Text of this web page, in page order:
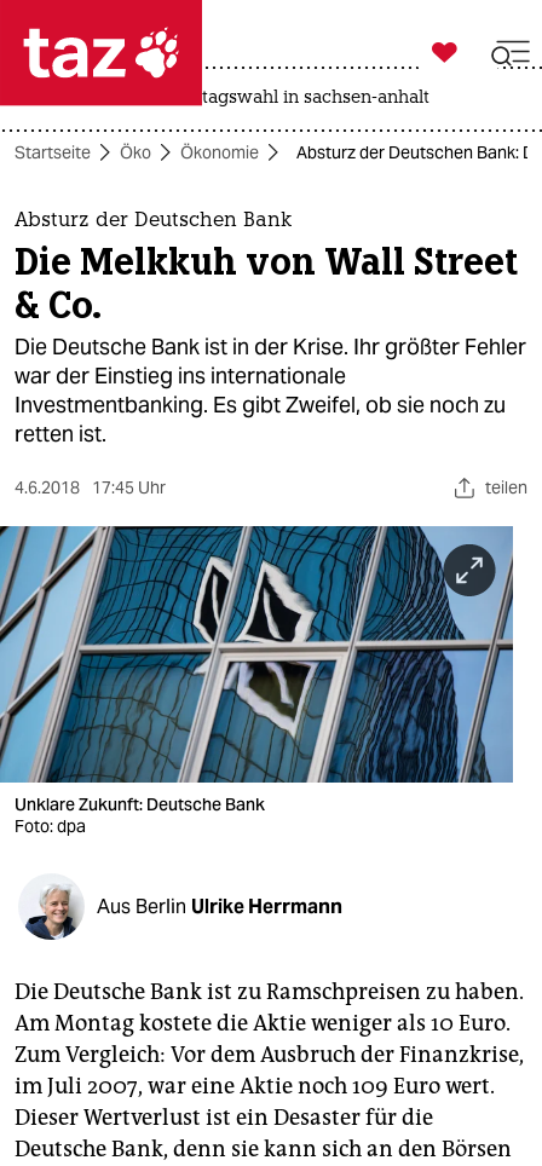
 taz zahl ich
taz zahl ich
themen
politik
öko
gesellschaft
kultur
sport
berlin
nord
wahrheit
verlag
verlag
veranstaltungen
fragen & hilfe
unterstützen
abo
genossenschaft
epaper login

taz zahl ich
landtagswahl in sachsen-anhalt
Startseite Öko Ökonomie Absturz der Deutschen Bank:
Absturz der Deutschen Bank
Die Melkkuh von Wall Street
& Co.
Die Deutsche Bank ist in der Krise. Ihr größter Fehler
war der Einstieg ins internationale
Investmentbanking. Es gibt Zweifel, ob sie noch zu
retten ist.
4.6.2018 17:45 Uhr teilen
Unklare Zukunft: Deutsche Bank
Foto: dpa
Aus Berlin Ulrike Herrmann
Die Deutsche Bank ist zu Ramschpreisen zu haben.
Am Montag kostete die Aktie weniger als 10 Euro.
Zum Vergleich: Vor dem Ausbruch der Finanzkrise,
im Juli 2007, war eine Aktie noch 109 Euro wert.
Dieser Wertverlust ist ein Desaster für die
Deutsche Bank, denn sie kann sich an den Börsen